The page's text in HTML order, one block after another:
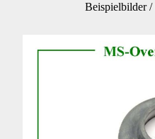
Beispielbilder /